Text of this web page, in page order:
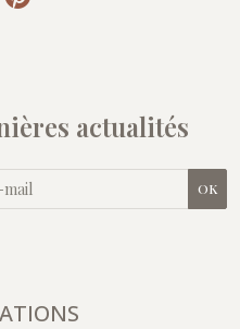
actualités
OK